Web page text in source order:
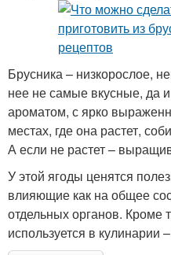
Брусника – низкорослое,
нее не самые вкусные, да
ароматом, с ярко
местах, где она растет,
А если не растет –
У этой ягоды ценятся
влияющие как на общее
отдельных органов. Кроме
используется в